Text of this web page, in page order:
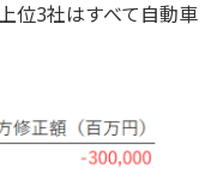
位3社はすべて自動車